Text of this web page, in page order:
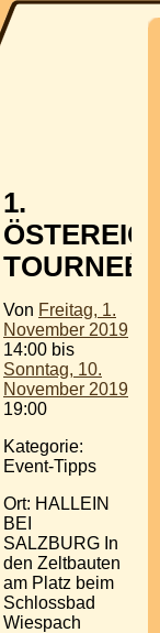
1.
TOURNEÉ
Von Freitag, 1.
November 2019
14:00 bis
Sonntag, 10.
November 2019
19:00
Kategorie:
Event-Tipps
Ort: HALLEIN
BEI
SALZBURG In
den Zeltbauten
am Platz beim
Schlossbad
Wiespach